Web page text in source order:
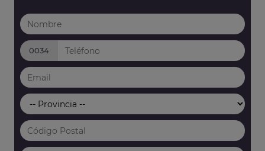
0034